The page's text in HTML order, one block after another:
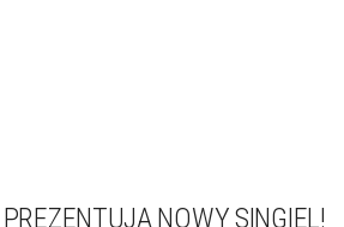
NOWY SINGIEL!